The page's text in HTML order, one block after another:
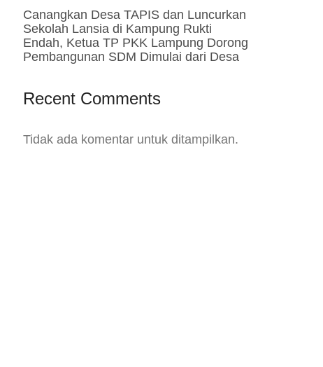
Canangkan Desa TAPIS dan Luncurkan
Sekolah Lansia di Kampung Rukti
Endah, Ketua TP PKK Lampung Dorong
Pembangunan SDM Dimulai dari Desa
Recent Comments
Tidak ada komentar untuk ditampilkan.